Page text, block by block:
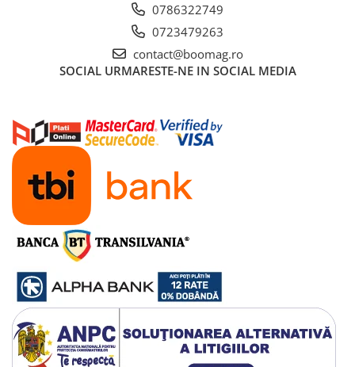
Manete schimbator bicicleta
Manete mixte frana - schimbator
Rulmenti si coronite
Ochelari
Casca bicicleta
Protectii
Sosete
Rucsaci si borsete ciclism
Manusi bicicleta
Pantofi ciclism
Imbracaminte ciclism barbati
Imbracaminte ciclism dama
Imbracaminte ciclism copii
0786322749
0723479263
contact@boomag.ro
SOCIAL URMARESTE-NE IN SOCIAL MEDIA